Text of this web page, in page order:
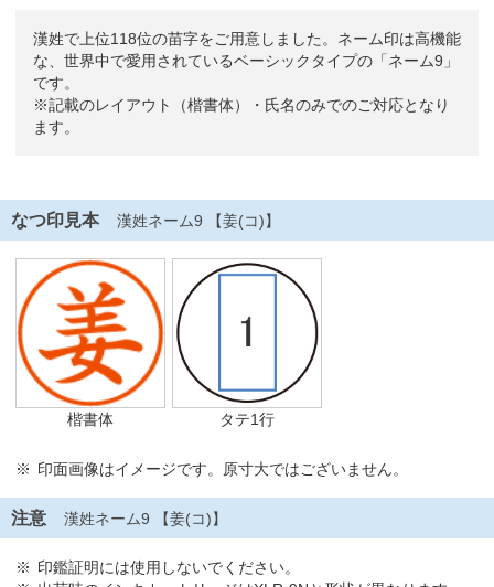
漢姓で上位118位の苗字をご用意しました。ネーム印は高機能
な、世界中で愛用されているベーシックタイプの「ネーム9」
です。
※記載のレイアウト（楷書体）・氏名のみでのご対応となり
ます。
なつ印見本 漢姓ネーム9 【姜(コ)】
楷書体 タテ1行
印面画像はイメージです。原寸大ではございません。
注意 漢姓ネーム9 【姜(コ)】
印鑑証明には使用しないでください。